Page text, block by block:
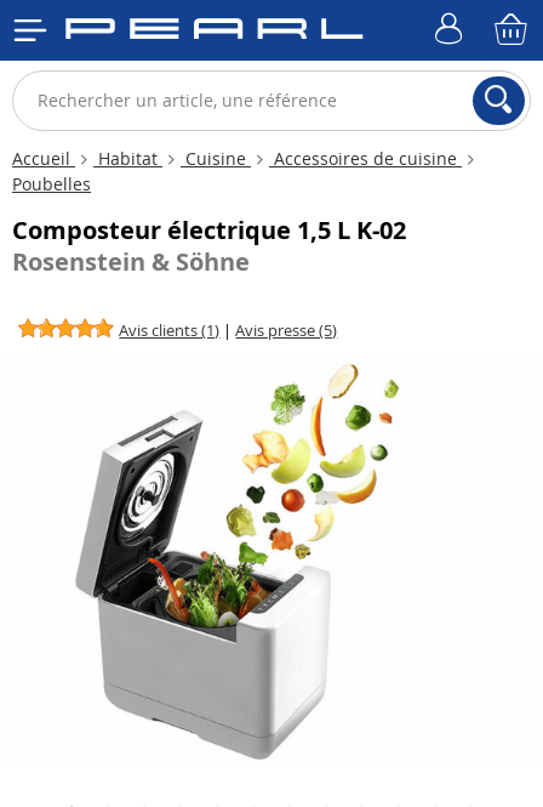
Accueil Habitat Cuisine
Accessoires de cuisine
Poubelles
Composteur électrique 1,5 L K-02
Rosenstein & Söhne
Avis clients (1) |Avis presse (5)